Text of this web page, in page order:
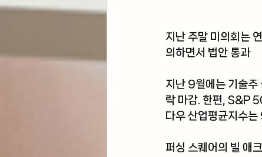
지난 주말 미의회는
의하면서 법안 통과
지난 9월에는 기술
락 마감. 한편, S&P
다우 산업평균지수
퍼싱 스퀘어의 빌 애